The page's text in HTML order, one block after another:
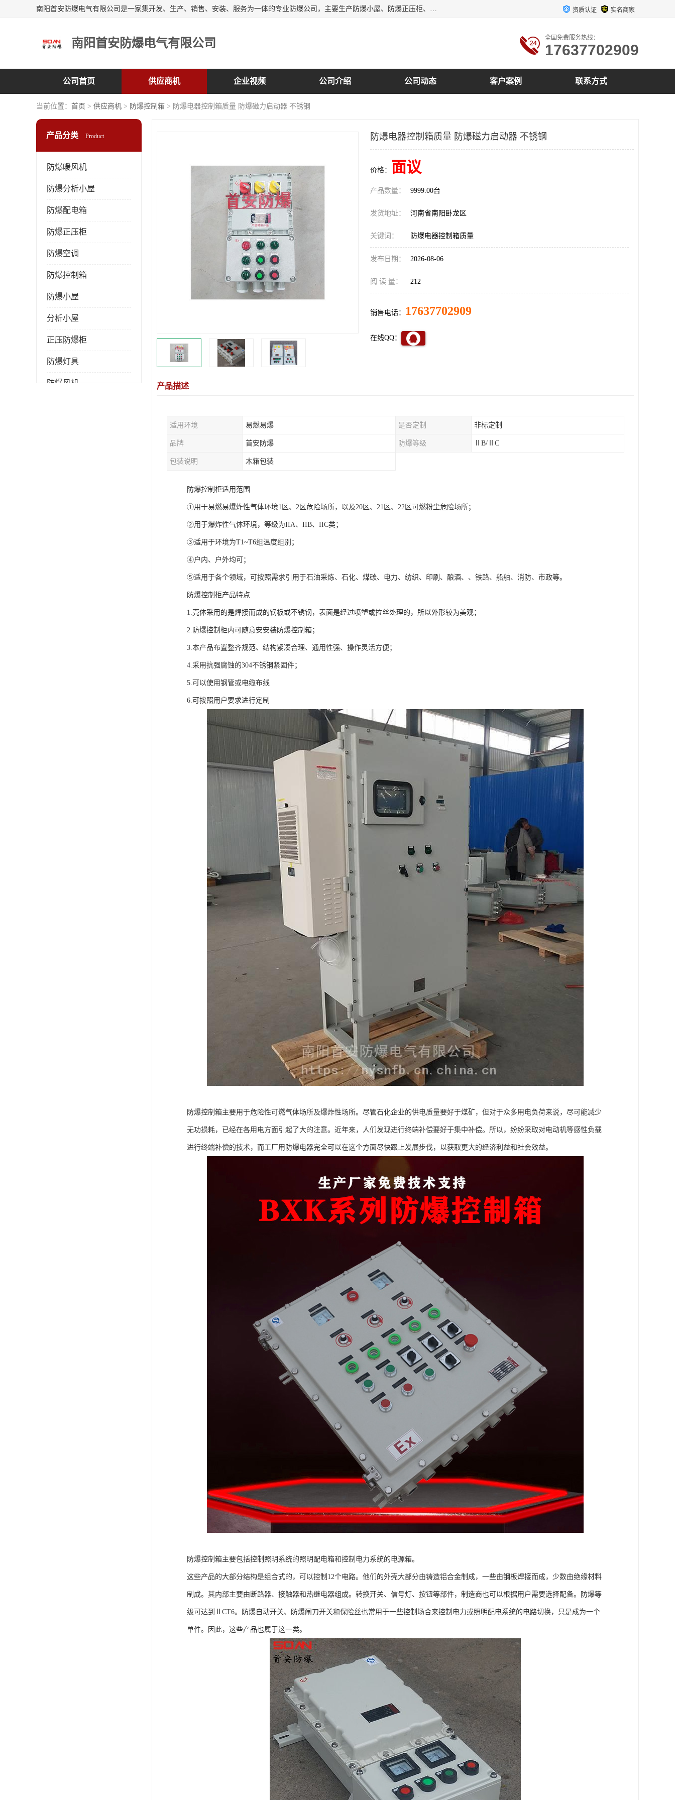
南阳首安防爆电气有限公司是一家集开发、生产、销售、安装、服务为一体的专业防爆公司，主要生产防爆小屋、防爆正压柜、防爆空调、防爆控制箱、防爆配电箱（柜），防爆正压系列，防爆灯具，防爆风机，防爆管件，粉尘防爆，防腐防尘防水等百余系列上千种防爆产品。 资质认证 实名商家
南阳首安防爆电气有限公司 全国免费服务热线：
17637702909
公司首页 供应商机 企业视频 公司介绍 公司动态 客户案例 联系方式
当前位置： 首页 > 供应商机 > 防爆控制箱 > 防爆电器控制箱质量 防爆磁力启动器 不锈钢
产品分类 Product
防爆暖风机
防爆分析小屋
防爆配电箱
防爆正压柜
防爆空调
防爆控制箱
防爆小屋
分析小屋
正压防爆柜
防爆灯具
防爆风机
防爆电器控制箱质量 防爆磁力启动器 不锈钢
价格： 面议
产品数量： 9999.00台
发货地址： 河南省南阳卧龙区
关键词： 防爆电器控制箱质量
发布日期： 2026-08-06
阅 读 量： 212
销售电话： 17637702909
在线QQ：
产品描述
适用环境 易燃易爆 是否定制 非标定制
品牌 首安防爆 防爆等级 ⅡB/ⅡC
包装说明 木箱包装
防爆控制柜适用范围
①用于易燃易爆炸性气体环境1区、2区危险场所，以及20区、21区、22区可燃粉尘危险场所；
②用于爆炸性气体环境，等级为IIA、IIB、IIC类；
③适用于环境为T1~T6组温度组别；
④户内、户外均可；
⑤适用于各个领域，可按照需求引用于石油采炼、石化、煤碳、电力、纺织、印刷、酿酒、、铁路、船舶、消防、市政等。
防爆控制柜产品特点
1.壳体采用的是焊接而成的钢板或不锈钢，表面是经过喷塑或拉丝处理的，所以外形较为美观；
2.防爆控制柜内可随意安安装防爆控制箱；
3.本产品布置整齐规范、结构紧凑合理、通用性强、操作灵活方便；
4.采用抗强腐蚀的304不锈钢紧固件；
5.可以使用钢管或电缆布线
6.可按照用户要求进行定制
防爆控制箱主要用于危险性可燃气体场所及爆炸性场所。尽管石化企业的供电质量要好于煤矿，但对于众多用电负荷来说，尽可能减少
无功损耗，已经在各用电方面引起了大的注意。近年来，人们发现进行终端补偿要好于集中补偿。所以，纷纷采取对电动机等感性负载
进行终端补偿的技术，而工厂用防爆电器完全可以在这个方面尽快跟上发展步伐，以获取更大的经济利益和社会效益。
防爆控制箱主要包括控制照明系统的照明配电箱和控制电力系统的电源箱。
这些产品的大部分结构是组合式的，可以控制12个电路。他们的外壳大部分由铸造铝合金制成，一些由钢板焊接而成，少数由绝缘材料
制成。其内部主要由断路器、接触器和热继电器组成。转换开关、信号灯、按钮等部件，制造商也可以根据用户需要选择配备。防爆等
级可达到ⅡCT6。防爆自动开关、防爆闸刀开关和保险丝也常用于一些控制场合来控制电力或照明配电系统的电路切换，只是成为一个
单件。因此，这些产品也属于这一类。